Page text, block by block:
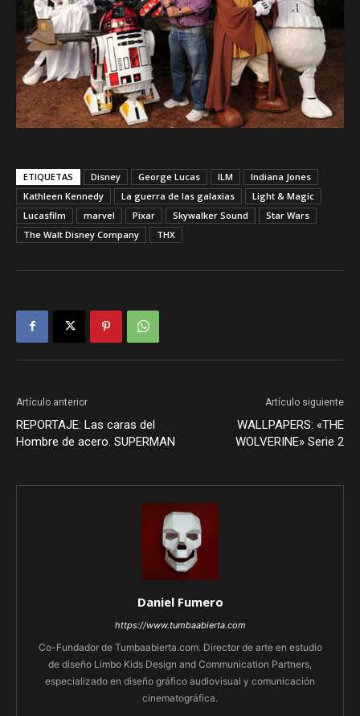
ETIQUETAS Disney George Lucas ILM
Indiana Jones
Kathleen Kennedy
La guerra de las galaxias
Light & Magic
Lucasfilm
marvel Pixar Skywalker Sound
Star Wars
The Walt Disney Company
THX
Artículo anterior
REPORTAJE: Las caras del
Hombre de acero. SUPERMAN
Artículo siguiente
WALLPAPERS: «THE
WOLVERINE» Serie 2
Daniel Fumero
https://www.tumbaabierta.com
Co-Fundador de Tumbaabierta.com. Director de arte en estudio
de diseño Limbo Kids Design and Communication Partners,
especializado en diseño gráfico audiovisual y comunicación
cinematográfica.